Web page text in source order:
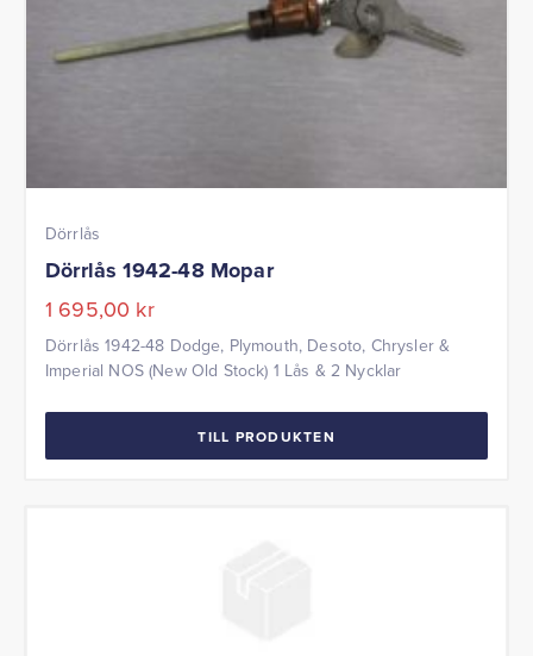
Dörrlås
Dörrlås 1942-48 Mopar
1 695,00 kr
Dörrlås 1942-48 Dodge, Plymouth, Desoto, Chrysler &
Imperial NOS (New Old Stock) 1 Lås & 2 Nycklar
TILL PRODUKTEN